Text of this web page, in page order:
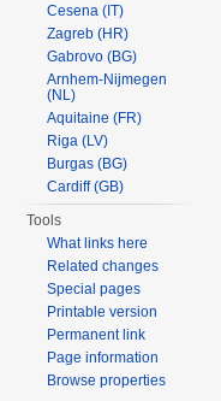
Cesena (IT)
Zagreb (HR)
Gabrovo (BG)
Arnhem-Nijmegen
(NL)
Aquitaine (FR)
Riga (LV)
Burgas (BG)
Cardiff (GB)
Tools
What links here
Related changes
Special pages
Printable version
Permanent link
Page information
Browse properties